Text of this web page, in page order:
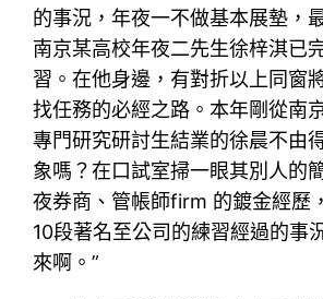
的事況，年夜一不做基本展墊，
南京某高校年夜二先生徐梓淇已
習。在他身邊，有對折以上同窗
找任務的必經之路。本年剛從南
專門研究研討生結業的徐晨不由
象嗎？在口試室掃一眼其別人的
夜券商、管帳師firm 的鍍金經歷
10段著名至公司的練習經過的事
來啊。”